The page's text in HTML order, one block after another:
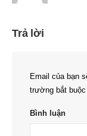
Trả lời
Email của bạn
trường bắt
Bình luận